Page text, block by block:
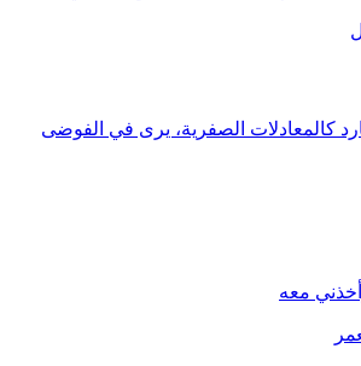
كالمعادلات الصفرية، يرى في الفوضى
معه